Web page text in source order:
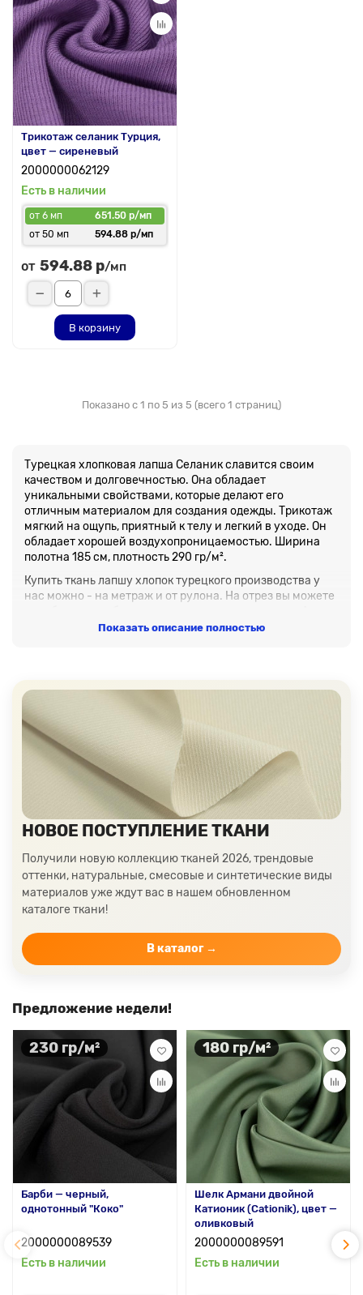
Трикотаж селаник Турция,
цвет — сиреневый
2000000062129
Есть в наличии
от 6 мп
651.50 р/мп
от 50 мп
594.88 р/мп
от 594.88 р/мп
В корзину
Показано с 1 по 5 из 5 (всего 1 страниц)
Турецкая хлопковая лапша Селаник славится своим
качеством и долговечностью. Она обладает
уникальными свойствами, которые делают его
отличным материалом для создания одежды. Трикотаж
мягкий на ощупь, приятный к телу и легкий в уходе. Он
обладает хорошей воздухопроницаемостью. Ширина
полотна 185 см, плотность 290 гр/м².
Купить ткань лапшу хлопок турецкого производства у
нас можно - на метраж и от рулона. На отрез вы можете
у вас большое производство или вам просто нужно
(хлопковую лапшу) удаленно сложно, поэтому
предлагаем нашим клиентам по необходимости
заказать бесплатную нарезку образцов. Просто
свяжитесь с нашими менеджерами, и мы с
удовольствием отправим вам образцы ткани, чтобы вы
могли убедиться в ее качестве и соответствии вашим
Показать описание полностью
НОВОЕ ПОСТУПЛЕНИЕ ТКАНИ
Получили новую коллекцию тканей 2026, трендовые
оттенки, натуральные, смесовые и синтетические виды
материалов уже ждут вас в нашем обновленном
каталоге ткани!
В каталог →
Предложение недели!
230 гр/м²
Барби — черный,
однотонный "Коко"
2000000089539
Есть в наличии
180 гр/м²
Шелк Армани двойной
Катионик (Cationik), цвет —
оливковый
2000000089591
Есть в наличии